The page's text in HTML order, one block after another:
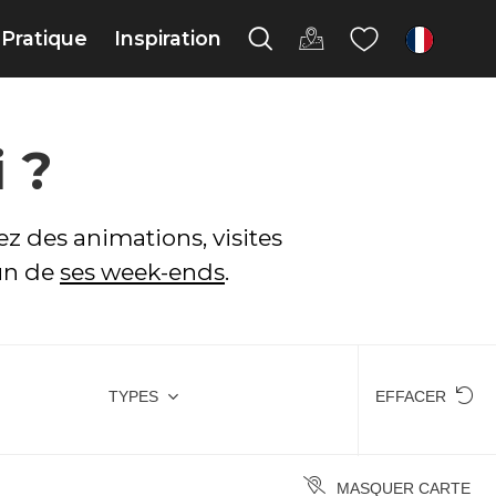
Pratique Inspiration fr
?
des animations, visites
de ses week-ends.
TYPES EFFACER
MASQUER CARTE